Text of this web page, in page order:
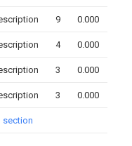
9 0.000
4 0.000
3 0.000
3 0.000
section